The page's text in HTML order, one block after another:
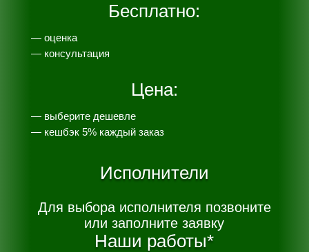
Бесплатно:
— оценка
— консультация
Цена:
— выберите дешевле
— кешбэк 5% каждый заказ
Исполнители
Для выбора исполнителя позвоните
или заполните заявку
Наши работы*